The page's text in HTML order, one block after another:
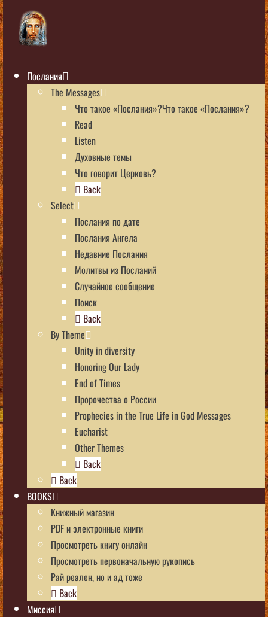
Послания
The Messages
Что такое «Послания»?Что такое «Послания»?
Read
Listen
Духовные темы
Что говорит Церковь?
Back
Select
Послания по дате
Послания Ангела
Недавние Послания
Молитвы из Посланий
Случайное сообщение
Поиск
Back
By Theme
Unity in diversity
Honoring Our Lady
End of Times
Пророчества о России
Prophecies in the True Life in God Messages
Eucharist
Other Themes
Back
Back
BOOKS
Книжный магазин
PDF и электронные книги
Просмотреть книгу онлайн
Просмотреть первоначальную рукопись
Рай реален, но и ад тоже
Back
Миссия